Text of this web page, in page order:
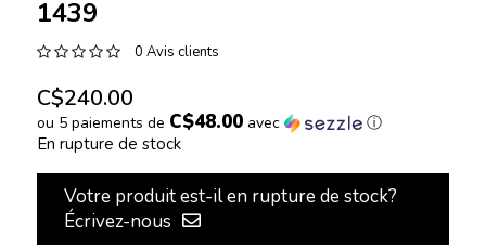
1439
0 Avis clients
C$240.00
ou 5 paiements de C$48.00avec ⓘ
En rupture de stock
Votre produit est-il en rupture de stock?
Écrivez-nous